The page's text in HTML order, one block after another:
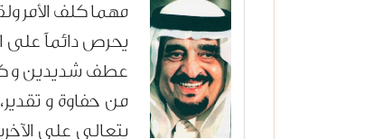
مهما كلف الأمر
يحرص دائماً على
عطف شديدين و
من حفاوة و
يتعالى على